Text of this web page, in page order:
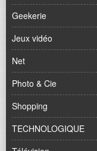
Geekerie
Jeux vidéo
Net
Photo & Cie
Shopping
TECHNOLOGIQUE